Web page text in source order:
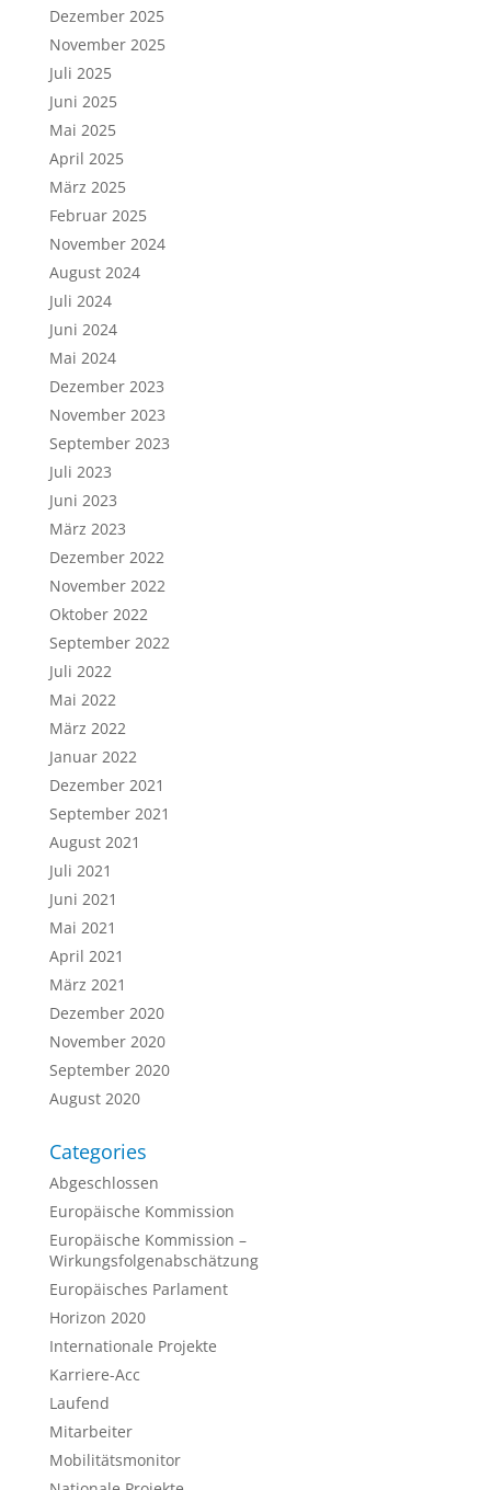
Dezember 2025
November 2025
Juli 2025
Juni 2025
Mai 2025
April 2025
März 2025
Februar 2025
November 2024
August 2024
Juli 2024
Juni 2024
Mai 2024
Dezember 2023
November 2023
September 2023
Juli 2023
Juni 2023
März 2023
Dezember 2022
November 2022
Oktober 2022
September 2022
Juli 2022
Mai 2022
März 2022
Januar 2022
Dezember 2021
September 2021
August 2021
Juli 2021
Juni 2021
Mai 2021
April 2021
März 2021
Dezember 2020
November 2020
September 2020
August 2020
Categories
Abgeschlossen
Europäische Kommission
Europäische Kommission –
Wirkungsfolgenabschätzung
Europäisches Parlament
Horizon 2020
Internationale Projekte
Karriere-Acc
Laufend
Mitarbeiter
Mobilitätsmonitor